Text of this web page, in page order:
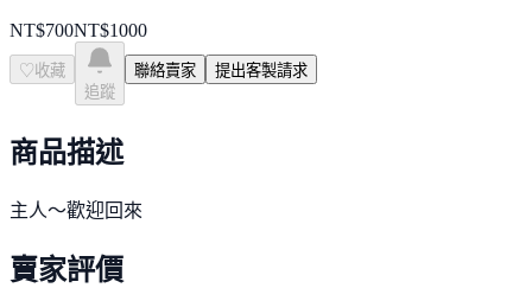
NT$700NT$1000
♡ 收藏
追蹤
聯絡賣家 提出客製請求
商品描述
主人～歡迎回來
賣家評價